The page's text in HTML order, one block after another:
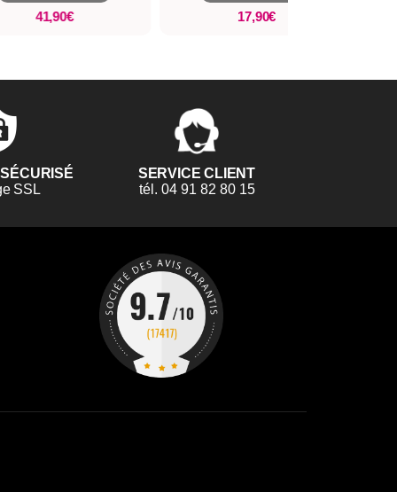
41,90€ 17,90€
SSL
SERVICE CLIENT
tél. 04 91 82 80 15